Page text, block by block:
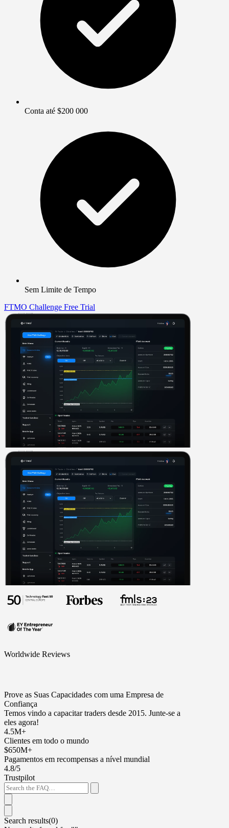
Conta até $200 000
Sem Limite de Tempo
FTMO Challenge Free Trial
Worldwide Reviews
Prove as Suas Capacidades com uma Empresa de
Confiança
Temos vindo a capacitar traders desde 2015. Junte-se a
eles agora!
4.5M+
Clientes em todo o mundo
$650M+
Pagamentos em recompensas a nível mundial
4.8/5
Trustpilot
Search results(0)